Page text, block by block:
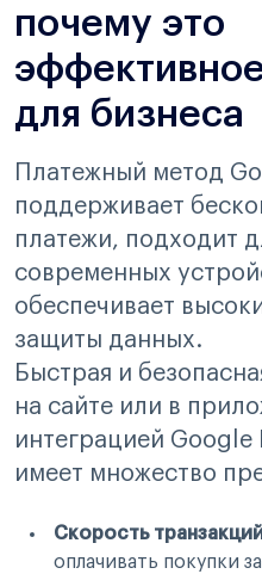
почему это
для бизнеса
Платежный метод
поддерживает
платежи, подходит
современных
обеспечивает
защиты данных.
Быстрая и
на сайте или в
интеграцией Google
имеет множество
Скорость
оплачивать покупки